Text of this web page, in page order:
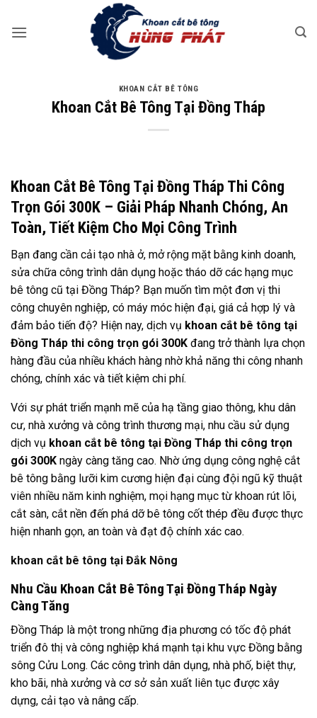
qua
KHOAN CẮT BÊ TÔNG
Khoan Cắt Bê Tông Tại Đồng Tháp
Khoan Cắt Bê Tông Tại Đồng Tháp Thi Công
Trọn Gói 300K – Giải Pháp Nhanh Chóng, An
Toàn, Tiết Kiệm Cho Mọi Công Trình
Bạn đang cần cải tạo nhà ở, mở rộng mặt bằng kinh doanh,
sửa chữa công trình dân dụng hoặc tháo dỡ các hạng mục
bê tông cũ tại Đồng Tháp? Bạn muốn tìm một đơn vị thi
công chuyên nghiệp, có máy móc hiện đại, giá cả hợp lý và
đảm bảo tiến độ? Hiện nay, dịch vụ khoan cắt bê tông tại
Đồng Tháp thi công trọn gói 300K đang trở thành lựa chọn
hàng đầu của nhiều khách hàng nhờ khả năng thi công nhanh
chóng, chính xác và tiết kiệm chi phí.
Với sự phát triển mạnh mẽ của hạ tầng giao thông, khu dân
cư, nhà xưởng và công trình thương mại, nhu cầu sử dụng
dịch vụ khoan cắt bê tông tại Đồng Tháp thi công trọn
gói 300K ngày càng tăng cao. Nhờ ứng dụng công nghệ cắt
bê tông bằng lưỡi kim cương hiện đại cùng đội ngũ kỹ thuật
viên nhiều năm kinh nghiệm, mọi hạng mục từ khoan rút lõi,
cắt sàn, cắt nền đến phá dỡ bê tông cốt thép đều được thực
hiện nhanh gọn, an toàn và đạt độ chính xác cao.
khoan cắt bê tông tại Đắk Nông
Nhu Cầu Khoan Cắt Bê Tông Tại Đồng Tháp Ngày
Càng Tăng
Đồng Tháp là một trong những địa phương có tốc độ phát
triển đô thị và công nghiệp khá mạnh tại khu vực Đồng bằng
sông Cửu Long. Các công trình dân dụng, nhà phố, biệt thự,
kho bãi, nhà xưởng và cơ sở sản xuất liên tục được xây
dựng, cải tạo và nâng cấp.